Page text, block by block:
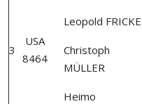
3
USA
8464
Leopold FRICKE
Christoph
MÜLLER
Heimo